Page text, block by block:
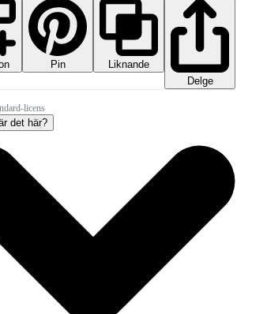
Pin
Liknande
Delge
licens
det här?